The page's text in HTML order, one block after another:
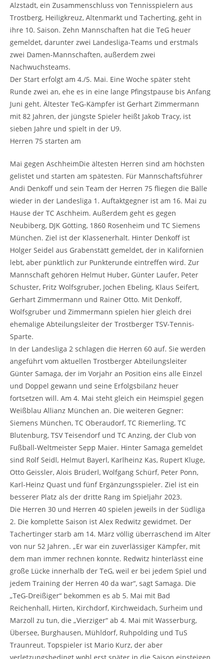
Alzstadt, ein Zusammenschluss von Tennisspielern aus
Trostberg, Heiligkreuz, Altenmarkt und Tacherting, geht in
ihre 10. Saison. Zehn Mannschaften hat die TeG heuer
gemeldet, darunter zwei Landesliga-Teams und erstmals
zwei Damen-Mannschaften, außerdem zwei
Nachwuchsteams.
Der Start erfolgt am 4./5. Mai. Eine Woche später steht
Runde zwei an, ehe es in eine lange Pfingstpause bis Anfang
Juni geht. Ältester TeG-Kämpfer ist Gerhart Zimmermann
mit 82 Jahren, der jüngste Spieler heißt Jakob Tracy, ist
sieben Jahre und spielt in der U9.
Herren 75 starten am
Mai gegen AschheimDie ältesten Herren sind am höchsten
gelistet und starten am spätesten. Für Mannschaftsführer
Andi Denkoff und sein Team der Herren 75 fliegen die Bälle
wieder in der Landesliga 1. Auftaktgegner ist am 16. Mai zu
Hause der TC Aschheim. Außerdem geht es gegen
Neubiberg, DJK Götting, 1860 Rosenheim und TC Siemens
München. Ziel ist der Klassenerhalt. Hinter Denkoff ist
Holger Seidel aus Grabenstätt gemeldet, der in Kalifornien
lebt, aber pünktlich zur Punkterunde eintreffen wird. Zur
Mannschaft gehören Helmut Huber, Günter Laufer, Peter
Schuster, Fritz Wolfsgruber, Jochen Ebeling, Klaus Seifert,
Gerhart Zimmermann und Rainer Otto. Mit Denkoff,
Wolfsgruber und Zimmermann spielen hier gleich drei
ehemalige Abteilungsleiter der Trostberger TSV-Tennis-
Sparte.
In der Landesliga 2 schlagen die Herren 60 auf. Sie werden
angeführt vom aktuellen Trostberger Abteilungsleiter
Günter Samaga, der im Vorjahr an Position eins alle Einzel
und Doppel gewann und seine Erfolgsbilanz heuer
fortsetzen will. Am 4. Mai steht gleich ein Heimspiel gegen
Weißblau Allianz München an. Die weiteren Gegner:
Siemens München, TC Oberaudorf, TC Riemerling, TC
Blutenburg, TSV Teisendorf und TC Anzing, der Club von
Fußball-Weltmeister Sepp Maier. Hinter Samaga gemeldet
sind Rolf Seidl, Helmut Bayerl, Karlheinz Kas, Rupert Kluge,
Otto Geissler, Alois Brüderl, Wolfgang Schürf, Peter Ponn,
Karl-Heinz Quast und fünf Ergänzungsspieler. Ziel ist ein
besserer Platz als der dritte Rang im Spieljahr 2023.
Die Herren 30 und Herren 40 spielen jeweils in der Südliga
2. Die komplette Saison ist Alex Redwitz gewidmet. Der
Tachertinger starb am 14. März völlig überraschend im Alter
von nur 52 Jahren. „Er war ein zuverlässiger Kämpfer, mit
dem man immer rechnen konnte. Redwitz hinterlässt eine
große Lücke innerhalb der TeG, weil er bei jedem Spiel und
jedem Training der Herren 40 da war“, sagt Samaga. Die
„TeG-Dreißiger“ bekommen es ab 5. Mai mit Bad
Reichenhall, Hirten, Kirchdorf, Kirchweidach, Surheim und
Marzoll zu tun, die „Vierziger“ ab 4. Mai mit Wasserburg,
Übersee, Burghausen, Mühldorf, Ruhpolding und TuS
Traunreut. Topspieler ist Mario Kurz, der aber